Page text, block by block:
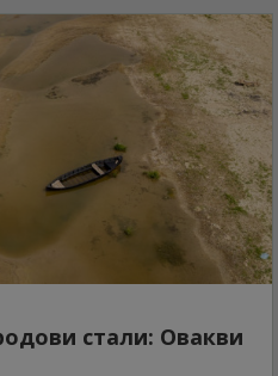
стали: Овакви